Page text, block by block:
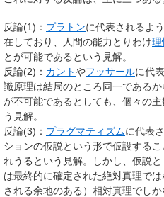
反論(1)： プラトンに代表されるよ
在しており、人間の能力とりわけ理
とが可能であるという見解。
反論(2)： カントやフッサールに代
識原理は結局のところ同一である
が不可能であるとしても、個々の
う見解。
反論(3)： プラグマティズムに代表
ションの仮説という形で仮設する
れうるという見解。しかし、仮説
は最終的に確定された絶対真理で
される余地のある）相対真理でし